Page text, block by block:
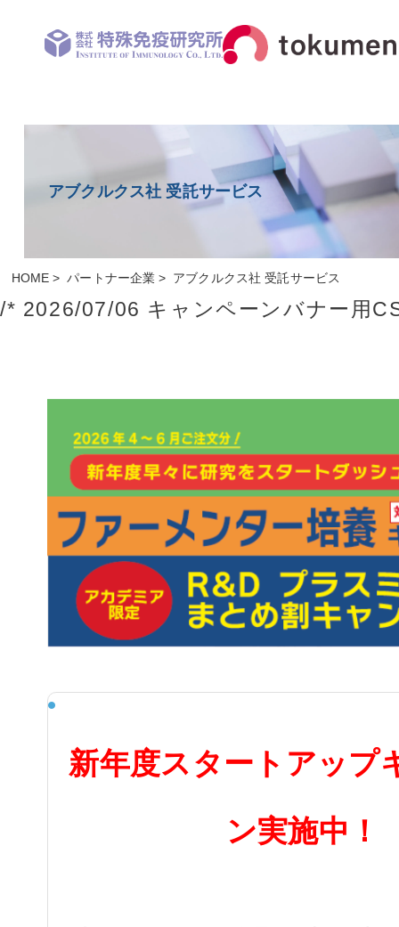
アブクルクス社 受託サービス
HOME パートナー企業 アブクルクス社 受託サービス
/* 2026/07/06 キャンペーンバナー用
新年度スタートアップ
ン実施中！